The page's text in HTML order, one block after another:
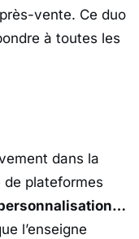
vente. Ce duo
à toutes les
dans la
de plateformes
l’enseigne